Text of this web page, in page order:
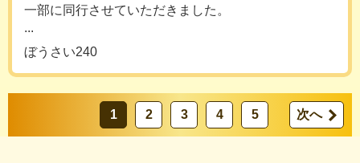
一部に同行させていただきました。
...
ぼうさい240
1 2 3 4 5 次へ